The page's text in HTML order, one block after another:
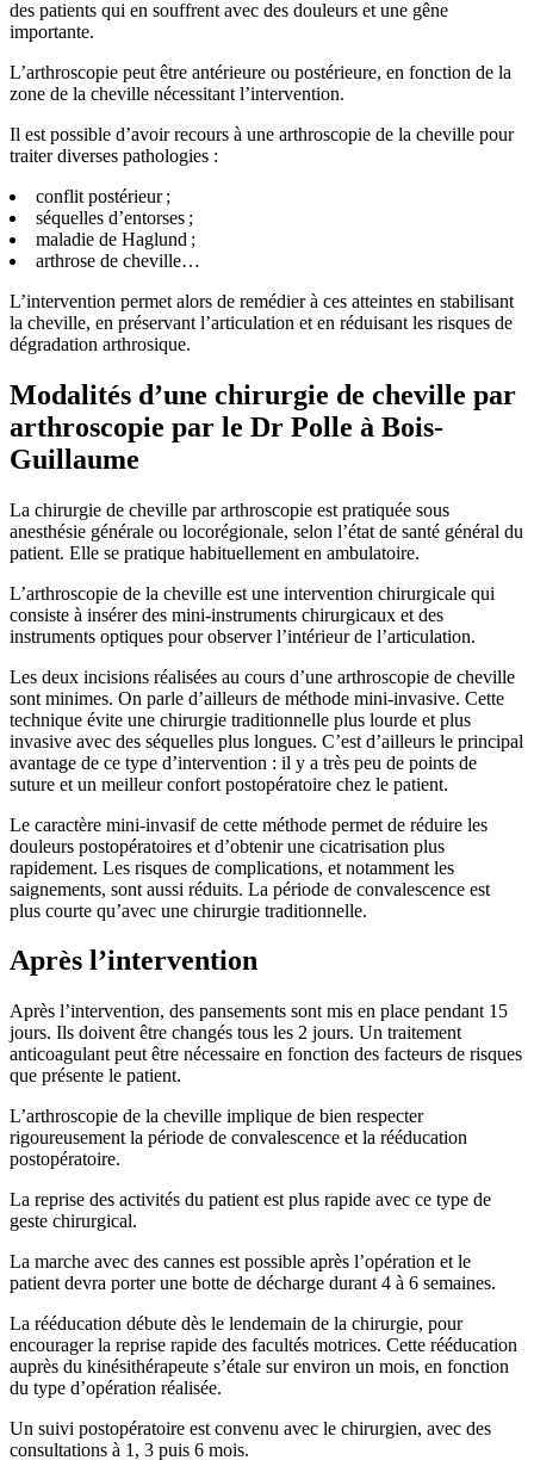
des patients qui en souffrent avec des douleurs et une gêne
importante.
L’arthroscopie peut être antérieure ou postérieure, en fonction de la
zone de la cheville nécessitant l’intervention.
Il est possible d’avoir recours à une arthroscopie de la cheville pour
traiter diverses pathologies :
conflit postérieur ;
séquelles d’entorses ;
maladie de Haglund ;
arthrose de cheville…
L’intervention permet alors de remédier à ces atteintes en stabilisant
la cheville, en préservant l’articulation et en réduisant les risques de
dégradation arthrosique.
Modalités d’une chirurgie de cheville par
arthroscopie par le Dr Polle à Bois-
Guillaume
La chirurgie de cheville par arthroscopie est pratiquée sous
anesthésie générale ou locorégionale, selon l’état de santé général du
patient. Elle se pratique habituellement en ambulatoire.
L’arthroscopie de la cheville est une intervention chirurgicale qui
consiste à insérer des mini-instruments chirurgicaux et des
instruments optiques pour observer l’intérieur de l’articulation.
Les deux incisions réalisées au cours d’une arthroscopie de cheville
sont minimes. On parle d’ailleurs de méthode mini-invasive. Cette
technique évite une chirurgie traditionnelle plus lourde et plus
invasive avec des séquelles plus longues. C’est d’ailleurs le principal
avantage de ce type d’intervention : il y a très peu de points de
suture et un meilleur confort postopératoire chez le patient.
Le caractère mini-invasif de cette méthode permet de réduire les
douleurs postopératoires et d’obtenir une cicatrisation plus
rapidement. Les risques de complications, et notamment les
saignements, sont aussi réduits. La période de convalescence est
plus courte qu’avec une chirurgie traditionnelle.
Après l’intervention
Après l’intervention, des pansements sont mis en place pendant 15
jours. Ils doivent être changés tous les 2 jours. Un traitement
anticoagulant peut être nécessaire en fonction des facteurs de risques
que présente le patient.
L’arthroscopie de la cheville implique de bien respecter
rigoureusement la période de convalescence et la rééducation
postopératoire.
La reprise des activités du patient est plus rapide avec ce type de
geste chirurgical.
La marche avec des cannes est possible après l’opération et le
patient devra porter une botte de décharge durant 4 à 6 semaines.
La rééducation débute dès le lendemain de la chirurgie, pour
encourager la reprise rapide des facultés motrices. Cette rééducation
auprès du kinésithérapeute s’étale sur environ un mois, en fonction
du type d’opération réalisée.
Un suivi postopératoire est convenu avec le chirurgien, avec des
consultations à 1, 3 puis 6 mois.